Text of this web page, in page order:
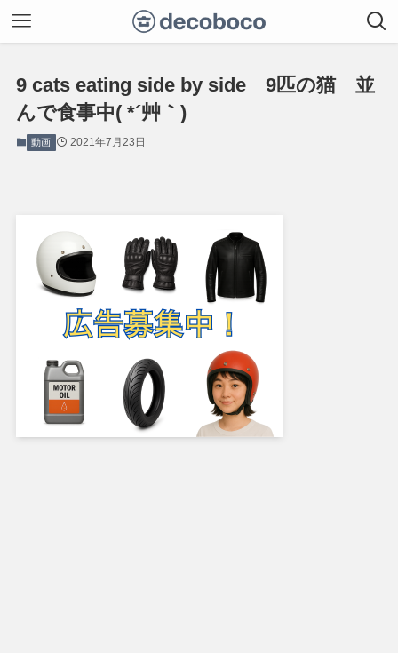
9 cats eating side by side 9匹の猫 並
んで食事中( *´艸｀)
動画 2021年7月23日